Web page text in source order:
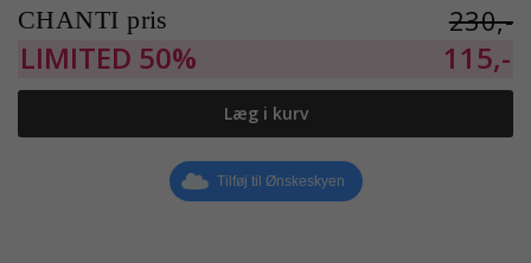
CHANTI pris 230,-
LIMITED 50% 115,-
Læg i kurv
Tilføj til Ønskeskyen